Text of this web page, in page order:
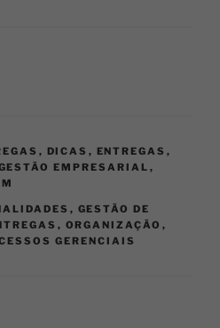
, DICAS , ENTREGAS ,
EMPRESARIAL ,
, GESTÃO DE
, ORGANIZAÇÃO ,
GERENCIAIS